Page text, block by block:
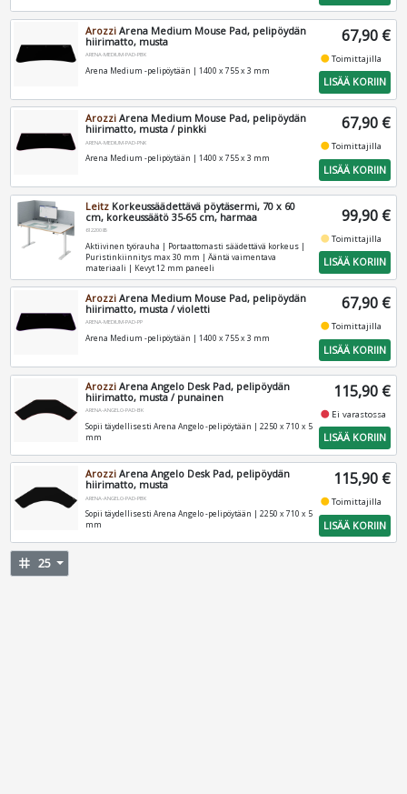
Arozzi Arena Medium Mouse Pad, pelipöydän
hiirimatto, musta
ARENA-MEDIUM-PAD-PBK
Arena Medium -pelipöytään | 1400 x 755 x 3 mm
67,90 €
fiber_manual_recordToimittajilla
LISÄÄ KORIIN
Arozzi Arena Medium Mouse Pad, pelipöydän
hiirimatto, musta / pinkki
ARENA-MEDIUM-PAD-PNK
Arena Medium -pelipöytään | 1400 x 755 x 3 mm
67,90 €
fiber_manual_recordToimittajilla
LISÄÄ KORIIN
Leitz Korkeussäädettävä pöytäsermi, 70 x 60
cm, korkeussäätö 35-65 cm, harmaa
61220085
Aktiivinen työrauha | Portaattomasti säädettävä korkeus |
Puristinkiinnitys max 30 mm | Ääntä vaimentava
materiaali | Kevyt 12 mm paneeli
99,90 €
fiber_manual_recordToimittajilla
LISÄÄ KORIIN
Arozzi Arena Medium Mouse Pad, pelipöydän
hiirimatto, musta / violetti
ARENA-MEDIUM-PAD-PP
Arena Medium -pelipöytään | 1400 x 755 x 3 mm
67,90 €
fiber_manual_recordToimittajilla
LISÄÄ KORIIN
Arozzi Arena Angelo Desk Pad, pelipöydän
hiirimatto, musta / punainen
ARENA-ANGELO-PAD-BK
Sopii täydellisesti Arena Angelo -pelipöytään | 2250 x 710 x 5
mm
115,90 €
fiber_manual_record Ei varastossa
LISÄÄ KORIIN
Arozzi Arena Angelo Desk Pad, pelipöydän
hiirimatto, musta
ARENA-ANGELO-PAD-PBK
Sopii täydellisesti Arena Angelo -pelipöytään | 2250 x 710 x 5
mm
115,90 €
fiber_manual_recordToimittajilla
LISÄÄ KORIIN
tag 25